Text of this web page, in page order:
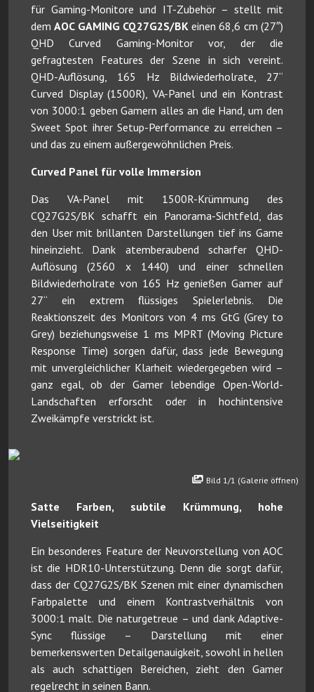
für Gaming-Monitore und IT-Zubehör – stellt mit
demAOC GAMING CQ27G2S/BK einen 68,6 cm (27″)
QHD Curved Gaming-Monitor vor, der die
gefragtesten Features der Szene in sich vereint.
QHD-Auflösung, 165 Hz Bildwiederholrate, 27“
Curved Display (1500R), VA-Panel und ein Kontrast
von 3000:1 geben Gamern alles an die Hand, um den
Sweet Spot ihrer Setup-Performance zu erreichen –
und das zu einem außergewöhnlichen Preis.
Curved Panel für volle Immersion
Das VA-Panel mit 1500R-Krümmung des
CQ27G2S/BK schafft ein Panorama-Sichtfeld, das
den User mit brillanten Darstellungen tief ins Game
hineinzieht. Dank atemberaubend scharfer QHD-
Auflösung (2560 x 1440) und einer schnellen
Bildwiederholrate von 165 Hz genießen Gamer auf
27“ ein extrem flüssiges Spielerlebnis. Die
Reaktionszeit des Monitors von 4 ms GtG (Grey to
Grey) beziehungsweise 1 ms MPRT (Moving Picture
Response Time) sorgen dafür, dass jede Bewegung
mit unvergleichlicher Klarheit wiedergegeben wird –
ganz egal, ob der Gamer lebendige Open-World-
Landschaften erforscht oder in hochintensive
Zweikämpfe verstrickt ist.
Bild 1/1 (Galerie öffnen)
Satte Farben, subtile Krümmung, hohe
Vielseitigkeit
Ein besonderes Feature der Neuvorstellung von AOC
ist die HDR10-Unterstützung. Denn die sorgt dafür,
dass der CQ27G2S/BK Szenen mit einer dynamischen
Farbpalette und einem Kontrastverhältnis von
3000:1 malt. Die naturgetreue – und dank Adaptive-
Sync flüssige – Darstellung mit einer
bemerkenswerten Detailgenauigkeit, sowohl in hellen
als auch schattigen Bereichen, zieht den Gamer
regelrecht in seinen Bann.